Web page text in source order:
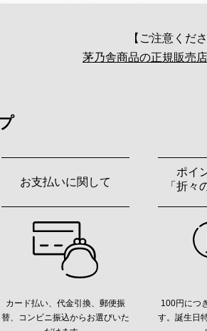
【ご注意くださ
茅乃舎商品の正規販売
お支払いに関して
カード払い、代金引換、郵便振
替、コンビニ振込からお選びいた
ポイ
「折々
100円につ
す。誕生日